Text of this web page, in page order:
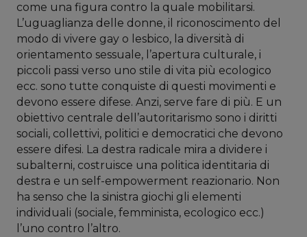
come una figura contro la quale mobilitarsi.
L’uguaglianza delle donne, il riconoscimento del
modo di vivere gay o lesbico, la diversità di
orientamento sessuale, l’apertura culturale, i
piccoli passi verso uno stile di vita più ecologico
ecc. sono tutte conquiste di questi movimenti e
devono essere difese. Anzi, serve fare di più. E un
obiettivo centrale dell’autoritarismo sono i diritti
sociali, collettivi, politici e democratici che devono
essere difesi. La destra radicale mira a dividere i
subalterni, costruisce una politica identitaria di
destra e un self-empowerment reazionario. Non
ha senso che la sinistra giochi gli elementi
individuali (sociale, femminista, ecologico ecc.)
l’uno contro l’altro.